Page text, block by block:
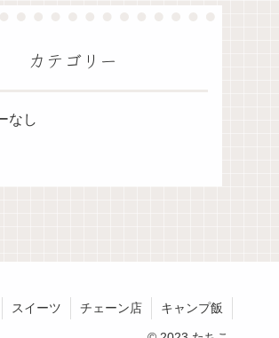
カテゴリー
なし
スイーツ チェーン店 キャンプ飯